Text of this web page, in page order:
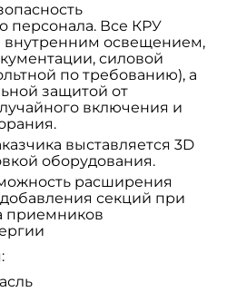
персонала. Все КРУ
внутренним освещением,
силовой
по требованию), а
защитой от
включения и
выставляется 3D
оборудования.
расширения
секций при
приемников